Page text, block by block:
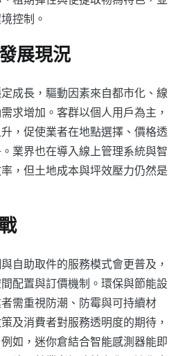
控制。
展現況
成長，驅動因素來自都市化、線
求增加。客群以個人用戶為主，
，促使業者在地點選擇、價格透
業界也在導入線上管理系統與智
，但土地成本與坪效壓力仍然是
自助取件的服務模式會更普及，
配置與訂價機制。環保與節能設
需重視防潮、防霉與可持續材
及消費者對服務透明度的期待，
如，迷你倉結合智能感測器能即